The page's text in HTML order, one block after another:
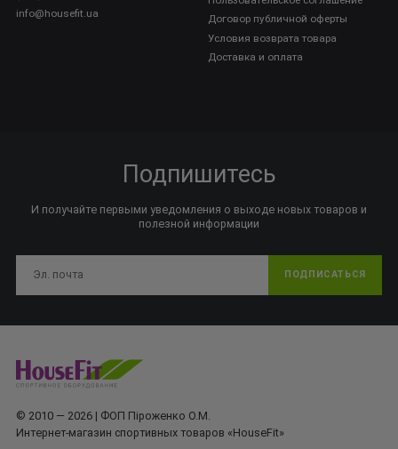
info@housefit.ua
Договор публичной оферты
Условия возврата товара
Доставка и оплата
Подпишитесь
И получайте первыми уведомления о выходе новых товаров и
полезной информации
ПОДПИСАТЬСЯ
© 2010 — 2026 | ФОП Піроженко О.М.
Интернет-магазин спортивных товаров «HouseFit»